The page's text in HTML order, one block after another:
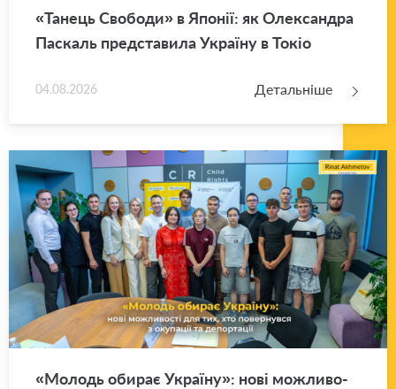
«Та­нець Сво­бо­ди» в Япо­нії: як Оле­ксан­дра
Па­скаль пред­ста­ви­ла Укра­ї­ну в Токіо
04.08.2026 Детальніше
«Мо­лодь оби­рає Укра­ї­ну»: нові мо­жли­во­